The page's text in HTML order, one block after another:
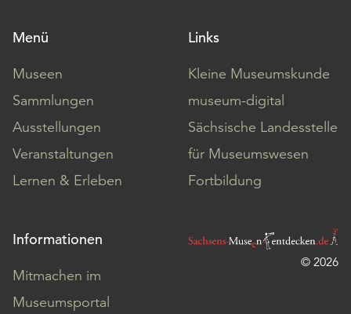
Menü
Museen
Sammlungen
Ausstellungen
Veranstaltungen
Lernen & Erleben
Links
Kleine Museumskunde
museum-digital
Sächsische Landesstelle
für Museumswesen
Fortbildung
Informationen
Mitmachen im
Museumsportal
© 2026